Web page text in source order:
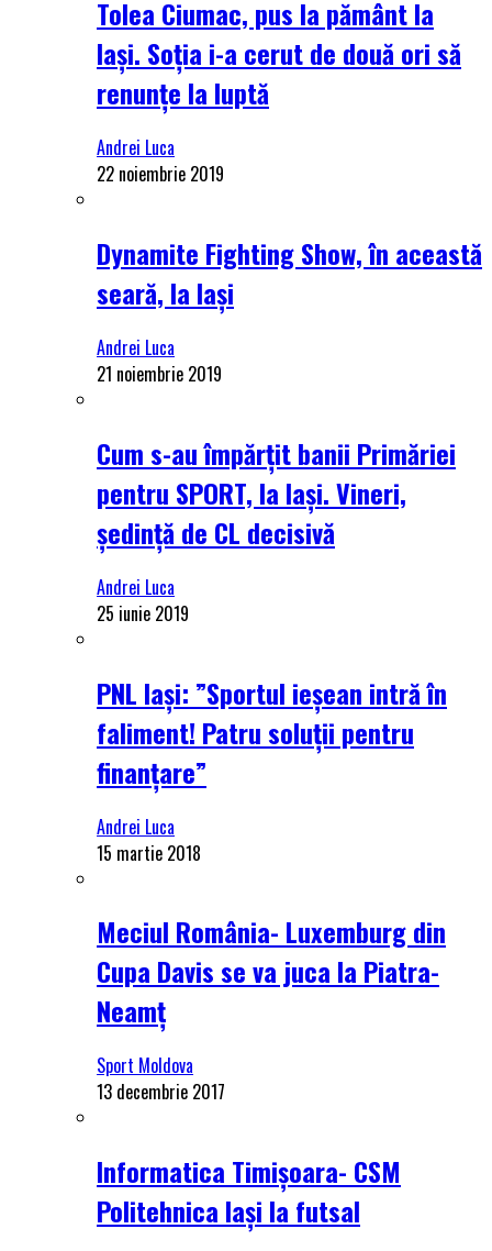
Tolea Ciumac, pus la pământ la
Iași. Soția i-a cerut de două ori să
renunțe la luptă
Andrei Luca
22 noiembrie 2019
Dynamite Fighting Show, în această
seară, la Iași
Andrei Luca
21 noiembrie 2019
Cum s-au împărțit banii Primăriei
pentru SPORT, la Iași. Vineri,
ședință de CL decisivă
Andrei Luca
25 iunie 2019
PNL Iași: ”Sportul ieșean intră în
faliment! Patru soluții pentru
finanțare”
Andrei Luca
15 martie 2018
Meciul România- Luxemburg din
Cupa Davis se va juca la Piatra-
Neamț
Sport Moldova
13 decembrie 2017
Informatica Timișoara- CSM
Politehnica Iași la futsal